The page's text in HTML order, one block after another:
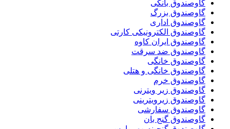
گاوصندوق بانکی
گاوصندوق بزرگ
گاوصندوق اداری
گاوصندوق الکترونیکی کارتی
گاوصندوق ایران کاوه
گاوصندوق ضد سرقت
گاوصندوق خانگی
گاوصندوق خانگی و هتلی
گاوصندوق خرم
گاوصندوق زیر ویترنی
گاوصندوق زیرویترینی
گاوصندوق سفارشی
گاوصندوق گنج بان